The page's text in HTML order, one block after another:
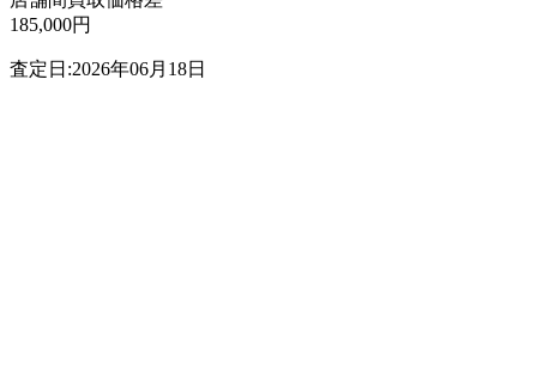
185,000円
査定日:2026年06月18日